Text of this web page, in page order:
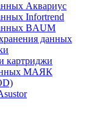
Аквариус
Infortrend
BAUM
данных
картриджи
МАЯК